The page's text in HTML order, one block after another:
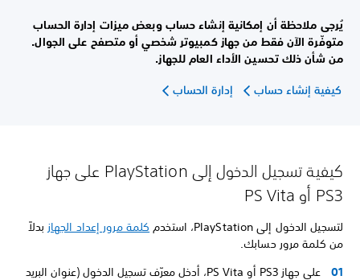
يُرجى ملاحظة أن إمكانية إنشاء حساب وبعض ميزات إدارة الحساب
متوفّرة الآن فقط من جهاز كمبيوتر شخصي أو متصفح على الجوال.
من شأن ذلك تحسين الأداء العام للجهاز.
كيفية إنشاء حساب إدارة الحساب
كيفية تسجيل الدخول إلى PlayStation على جهاز
PS3 أو PS Vita
لتسجيل الدخول إلى PlayStation، استخدم كلمة مرور إعداد الجهاز بدلاً
من كلمة مرور حسابك.
على جهاز PS3 أو PS Vita، أدخل معرّف تسجيل الدخول (عنوان البريد